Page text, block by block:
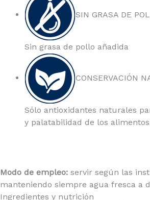
SIN GRASA DE
Sin grasa de pollo añadida
CONSERVACIÓN
Sólo antioxidantes naturales
y palatabilidad de los
Modo de empleo: servir según las
manteniendo siempre agua fresca a
Ingredientes y nutrición